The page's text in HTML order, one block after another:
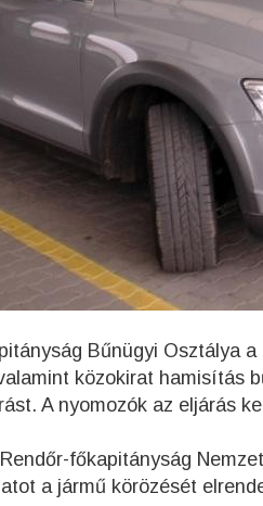
Bűnügyi Osztálya
közokirat hamisítás
A nyomozók az eljárás
főkapitányság
a jármű körözését